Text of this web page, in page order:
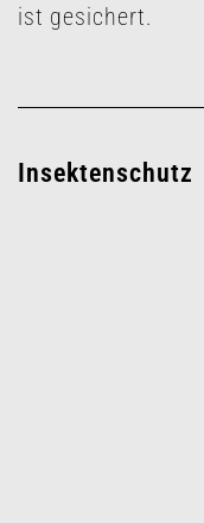
ist gesichert.
Insektenschutz